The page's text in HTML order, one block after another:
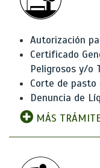
Autorización
Certificado
Peligrosos y/o
Corte de pasto
Denuncia de
MÁS